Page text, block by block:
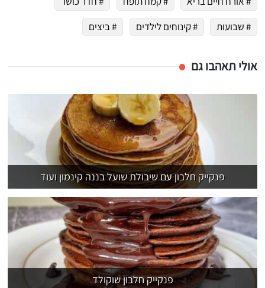
# שבועות
# קינוחים לילדים # ביצים
אולי תאהבו גם
פנקייק חלבון עם שיבולת שועל בננה קינמון ועוד
פנקייק חלבון שוקולד